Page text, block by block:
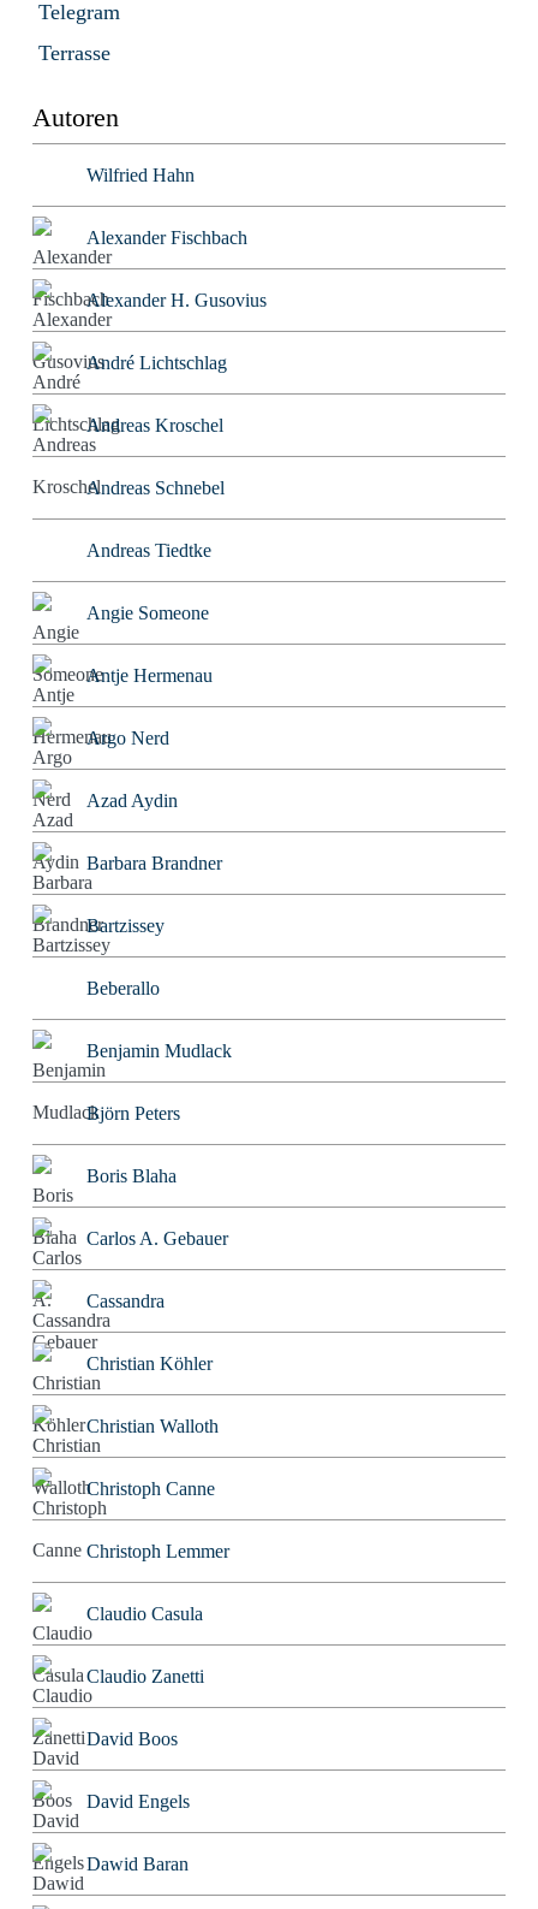
Telegram
Terrasse
Autoren
Wilfried Hahn
Alexander Fischbach
Alexander H. Gusovius
André Lichtschlag
Andreas Kroschel
Andreas Schnebel
Andreas Tiedtke
Angie Someone
Antje Hermenau
Argo Nerd
Azad Aydin
Barbara Brandner
Bartzissey
Beberallo
Benjamin Mudlack
Björn Peters
Boris Blaha
Carlos A. Gebauer
Cassandra
Christian Köhler
Christian Walloth
Christoph Canne
Christoph Lemmer
Claudio Casula
Claudio Zanetti
David Boos
David Engels
Dawid Baran